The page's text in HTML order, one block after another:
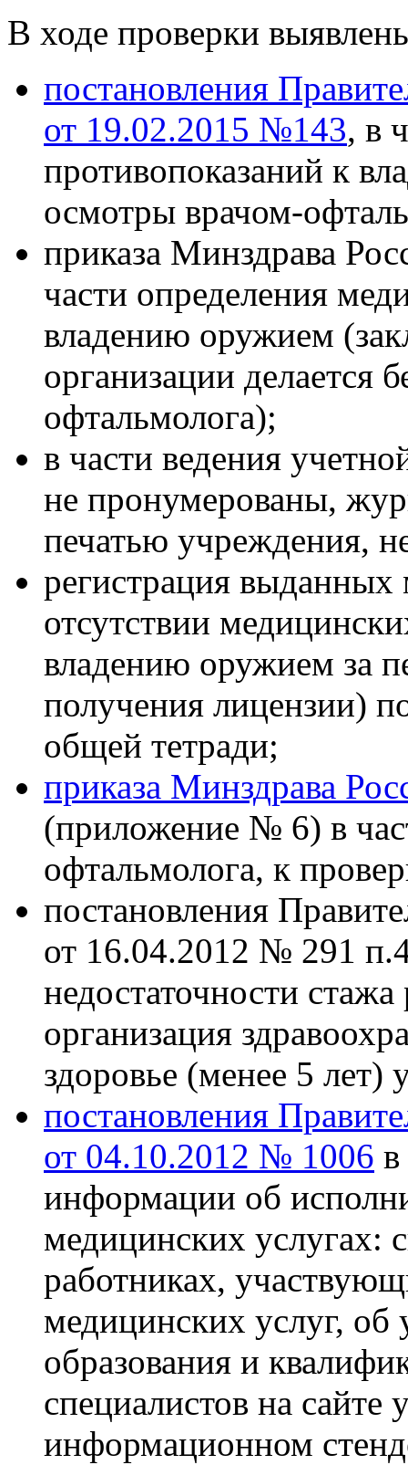
В ходе проверки
постановления
от 19.02.2015 №143, в
противопоказаний к
осмотры врачом-
приказа Минздрава
части определения
владению оружием
организации делается
офтальмолога);
в части ведения
не пронумерованы,
печатью учреждения,
регистрация
отсутствии
владению оружием за
получения лицензии)
общей тетради;
приказа Минздрава
(приложение № 6) в
офтальмолога, к
постановления
от 16.04.2012 № 291
недостаточности
организация
здоровье (менее 5 лет)
постановления
от 04.10.2012 № 1006 в
информации об
медицинских услугах:
работниках,
медицинских услуг, об
образования и
специалистов на сайте
информационном